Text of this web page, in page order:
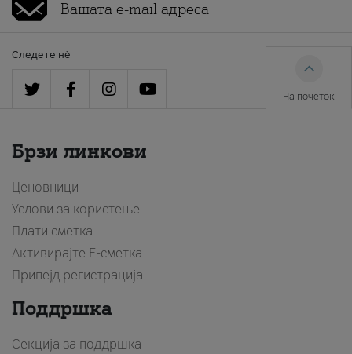
Следете нè
На почеток
Брзи линкови
Ценовници
Услови за користење
Плати сметка
Активирајте Е-сметка
Припејд регистрација
Поддршка
Секција за поддршка